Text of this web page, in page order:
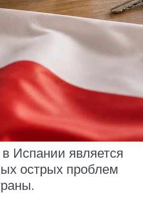
Испании является
острых проблем